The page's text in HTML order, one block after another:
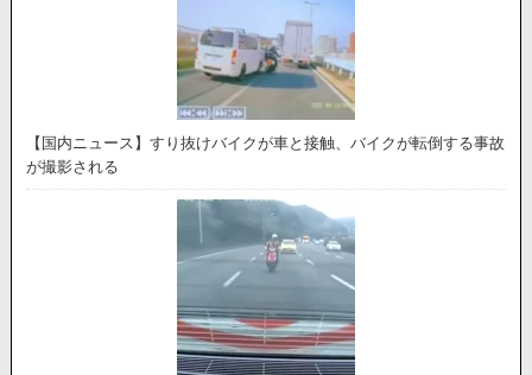
【国内ニュース】すり抜けバイクが車と接触、バイクが転倒する事故
が撮影される